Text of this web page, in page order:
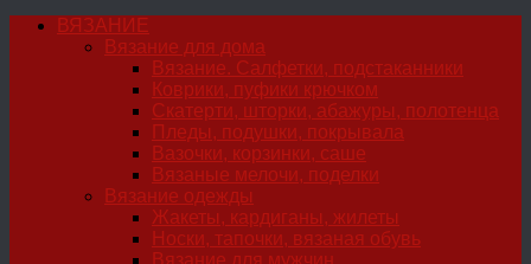
ВЯЗАНИЕ
Вязание для дома
Вязание. Салфетки, подстаканники
Коврики, пуфики крючком
Скатерти, шторки, абажуры, полотенца
Пледы, подушки, покрывала
Вазочки, корзинки, саше
Вязаные мелочи, поделки
Вязание одежды
Жакеты, кардиганы, жилеты
Носки, тапочки, вязаная обувь
Вязание для мужчин